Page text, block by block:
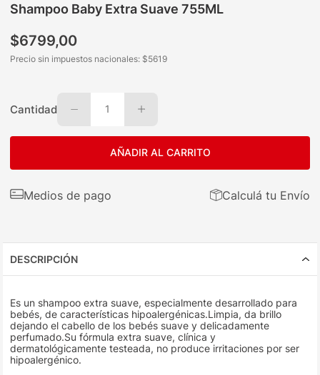
Shampoo Baby Extra Suave 755ML
$6799,00
Precio sin impuestos nacionales: $5619
Cantidad 1
AÑADIR AL CARRITO
Medios de pago Calculá tu Envío
DESCRIPCIÓN
Es un shampoo extra suave, especialmente desarrollado para
bebés, de características hipoalergénicas.Limpia, da brillo
dejando el cabello de los bebés suave y delicadamente
perfumado.Su fórmula extra suave, clínica y
dermatológicamente testeada, no produce irritaciones por ser
hipoalergénico.